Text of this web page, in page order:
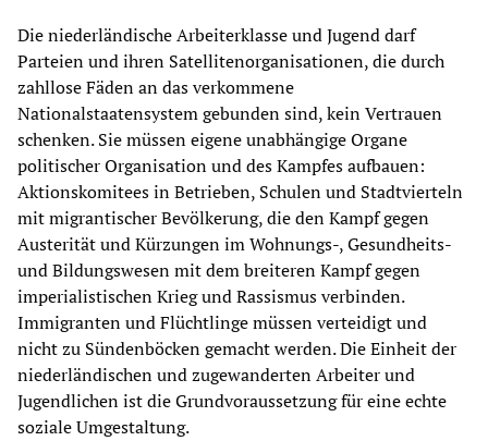
Die niederländische Arbeiterklasse und Jugend darf
Parteien und ihren Satellitenorganisationen, die durch
zahllose Fäden an das verkommene
Nationalstaatensystem gebunden sind, kein Vertrauen
schenken. Sie müssen eigene unabhängige Organe
politischer Organisation und des Kampfes aufbauen:
Aktionskomitees in Betrieben, Schulen und Stadtvierteln
mit migrantischer Bevölkerung, die den Kampf gegen
Austerität und Kürzungen im Wohnungs-, Gesundheits-
und Bildungswesen mit dem breiteren Kampf gegen
imperialistischen Krieg und Rassismus verbinden.
Immigranten und Flüchtlinge müssen verteidigt und
nicht zu Sündenböcken gemacht werden. Die Einheit der
niederländischen und zugewanderten Arbeiter und
Jugendlichen ist die Grundvoraussetzung für eine echte
soziale Umgestaltung.